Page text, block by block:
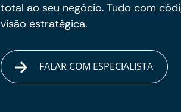
total ao seu negócio. Tudo com
visão estratégica.
FALAR COM ESPECIALISTA